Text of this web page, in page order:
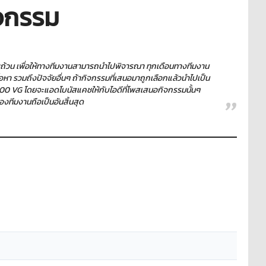
รรม
น เพื่อให้ทางทีมงานสามารถนำไปพิจารณา ทุกเดือนทางทีมงาน
า รวมถึงปัจจัยอื่นๆ ถ้ากิจกรรมที่เสนอมาถูกเลือกแล้วนำไปเป็น
VG โดยจะแอดโบนัสแคชให้กับไอดีที่โพสเสนอกิจกรรมนั้นๆ
งทีมงานถือเป็นอันสิ้นสุด